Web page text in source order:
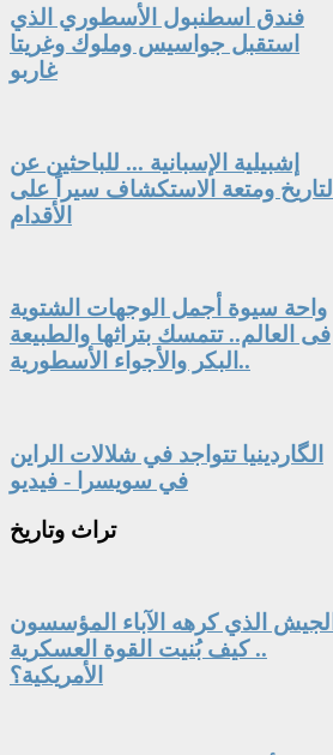
فندق اسطنبول الأسطوري الذي
استقبل جواسيس وملوك وغريتا
غاربو
إشبيلية الإسبانية ... للباحثين عن
التاريخ ومتعة الاستكشاف سيراً على
الأقدام
واحة سيوة أجمل الوجهات الشتوية
فى العالم.. تتمسك بتراثها والطبيعة
البكر والأجواء الأسطورية..
الگاردينيا تتواجد في شلالات الراين
في سويسرا - فيديو
تراث وتاريخ
الجيش الذي كرهه الآباء المؤسسون
.. كيف بُنيت القوة العسكرية
الأمريكية؟